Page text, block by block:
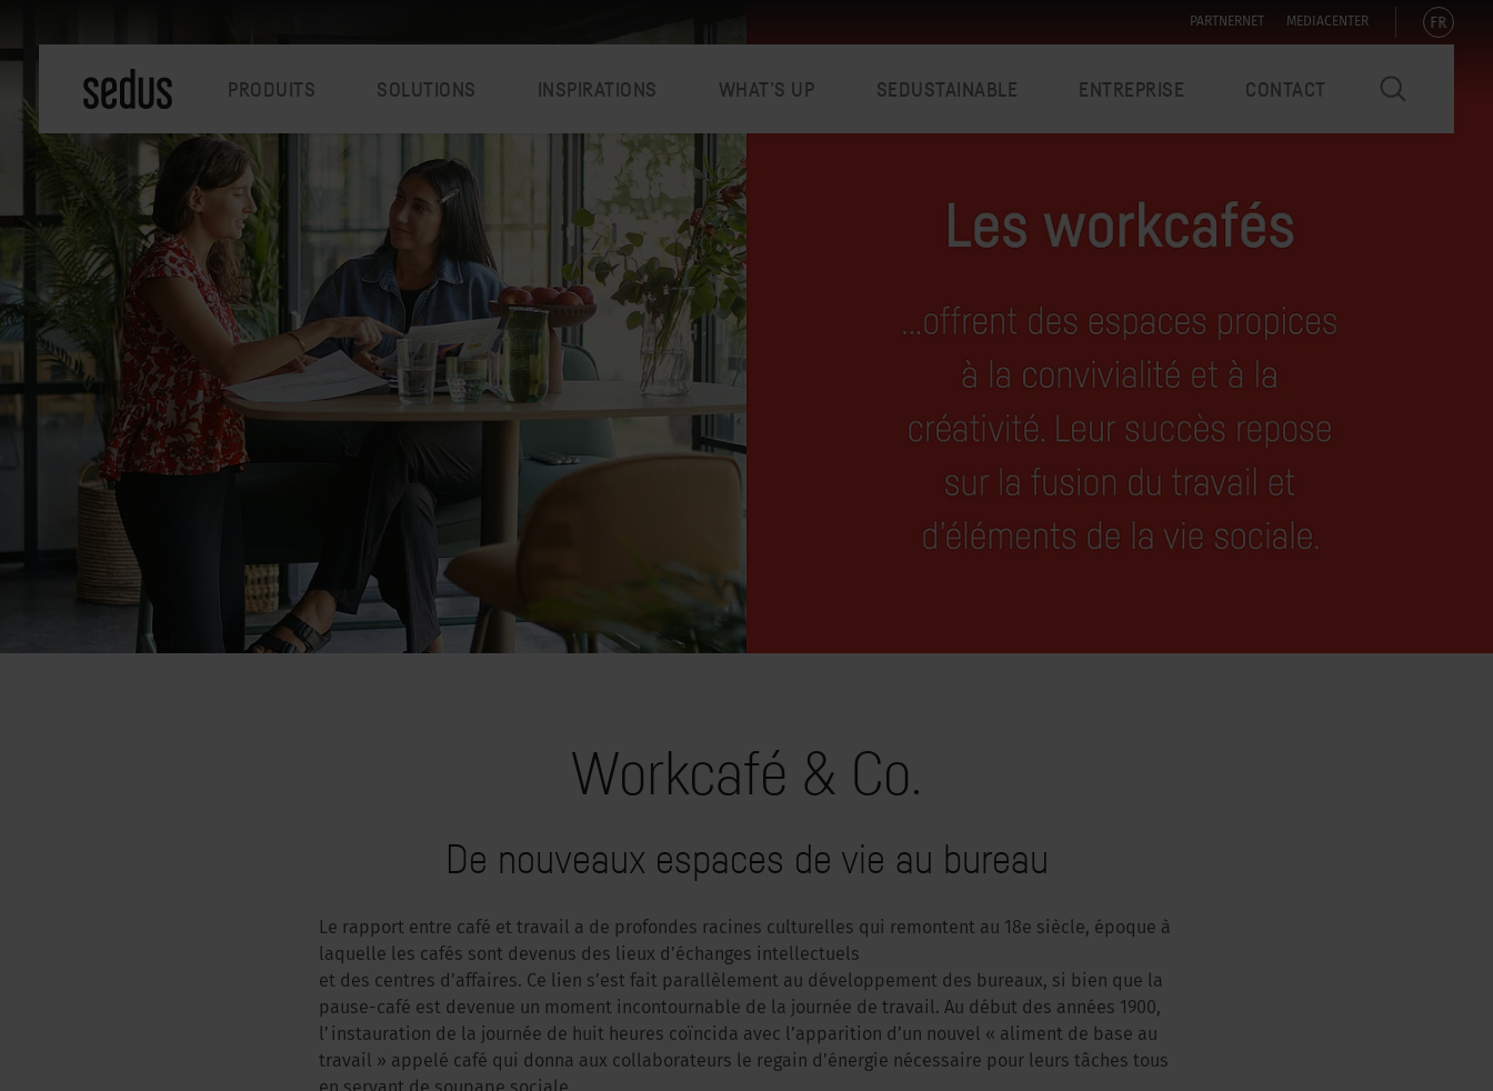
PARTNERNET MEDIACENTER FR
PRODUITS SOLUTIONS INSPIRATIONS WHAT’S UP SEDUSTAINABLE ENTREPRISE CONTACT
Workcafé & Co.
De nouveaux espaces de vie au bureau
Le rapport entre café et travail a de profondes racines culturelles qui remontent au 18e siècle, époque à
laquelle les cafés sont devenus des lieux d’échanges intellectuels
et des centres d’affaires. Ce lien s’est fait parallèlement au développement des bureaux, si bien que la
pause-café est devenue un moment incontournable de la journée de travail. Au début des années 1900,
l’instauration de la journée de huit heures coïncida avec l’apparition d’un nouvel « aliment de base au
travail » appelé café qui donna aux collaborateurs le regain d’énergie nécessaire pour leurs tâches tous